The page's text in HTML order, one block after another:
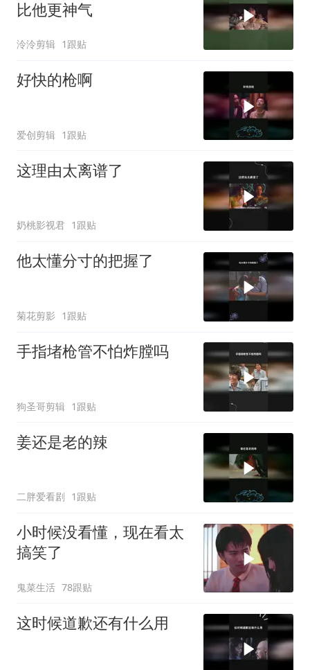
比他更神气
泠泠剪辑 1跟贴
好快的枪啊
爱创剪辑 1跟贴
这理由太离谱了
奶桃影视君 1跟贴
他太懂分寸的把握了
菊花剪影 1跟贴
手指堵枪管不怕炸膛吗
狗圣哥剪辑 1跟贴
姜还是老的辣
二胖爱看剧 1跟贴
小时候没看懂，现在看太
搞笑了
鬼菜生活 78跟贴
这时候道歉还有什么用